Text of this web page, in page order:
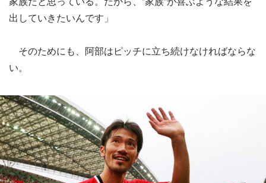
出していきたいんです」
そのためにも、阿部はピッチに立ち続けなければならな
い。